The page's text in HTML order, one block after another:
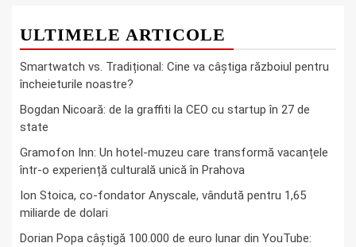
ULTIMELE ARTICOLE
Smartwatch vs. Tradițional: Cine va câștiga războiul pentru
încheieturile noastre?
Bogdan Nicoară: de la graffiti la CEO cu startup în 27 de
state
Gramofon Inn: Un hotel-muzeu care transformă vacanțele
într-o experiență culturală unică în Prahova
Ion Stoica, co-fondator Anyscale, vândută pentru 1,65
miliarde de dolari
Dorian Popa câștigă 100.000 de euro lunar din YouTube: